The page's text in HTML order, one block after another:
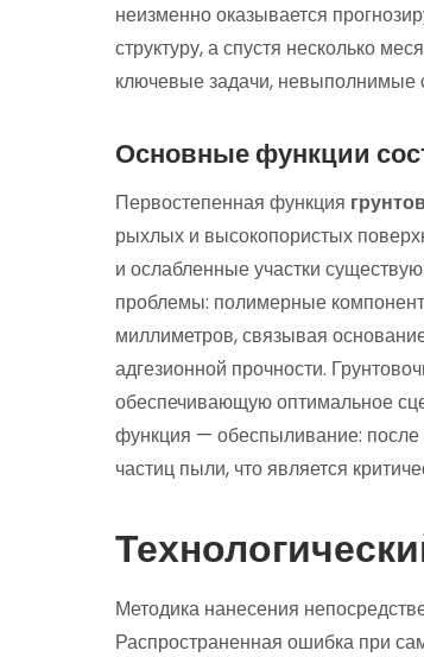
неизменно оказывается
структуру, а спустя несколько
ключевые задачи,
Основные функции
Первостепенная функция
рыхлых и высокопористых
и ослабленные участки
проблемы: полимерные
миллиметров, связывая
адгезионной прочности.
обеспечивающую оптимальное
функция — обеспыливание: после
частиц пыли, что является
Методика нанесения
Распространенная ошибка при